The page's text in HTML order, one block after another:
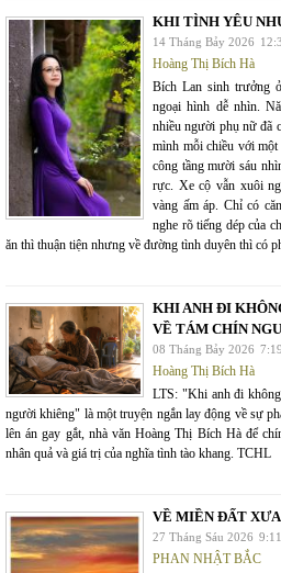
KHI TÌNH YÊU
14 Tháng Bảy 2026
Hoàng Thị Bích Hà
Bích Lan sinh trưởng
ngoại hình dễ nhìn.
nhiều người phụ nữ đã
mình mỗi chiều với
công tầng mười sáu
rực. Xe cộ vẫn xuôi
vàng ấm áp. Chỉ có
nghe rõ tiếng dép của
ăn thì thuận tiện nhưng về đường tình duyên thì có
KHI ANH ĐI
VỀ TÁM CHÍN
08 Tháng Bảy 2026
Hoàng Thị Bích Hà
LTS: "Khi anh đi
người khiêng" là một truyện ngắn lay động về sự
lên án gay gắt, nhà văn Hoàng Thị Bích Hà để
nhân quả và giá trị của nghĩa tình tào khang. TCHL
VỀ MIỀN ĐẤT XƯA
27 Tháng Sáu 2026
PHAN NHẬT BẮC